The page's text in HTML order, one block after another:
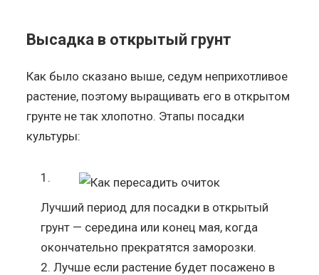
Высадка в открытый грунт
Как было сказано выше, седум неприхотливое
растение, поэтому выращивать его в открытом
грунте не так хлопотно. Этапы посадки
культуры:
Лучший период для посадки в открытый
грунт — середина или конец мая, когда
окончательно прекратятся заморозки.
Лучше если растение будет посажено в